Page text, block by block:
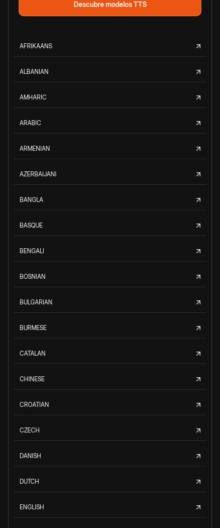
Descubre modelos TTS
AFRIKAANS
ALBANIAN
AMHARIC
ARABIC
ARMENIAN
AZERBAIJANI
BANGLA
BASQUE
BENGALI
BOSNIAN
BULGARIAN
BURMESE
CATALAN
CHINESE
CROATIAN
CZECH
DANISH
DUTCH
ENGLISH